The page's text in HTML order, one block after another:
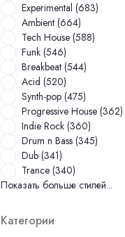
Experimental (683)
Ambient (664)
Tech House (588)
Funk (546)
Breakbeat (544)
Acid (520)
Synth-pop (475)
Progressive House (362)
Indie Rock (360)
Drum n Bass (345)
Dub (341)
Trance (340)
Показать больше стилей...
Категории